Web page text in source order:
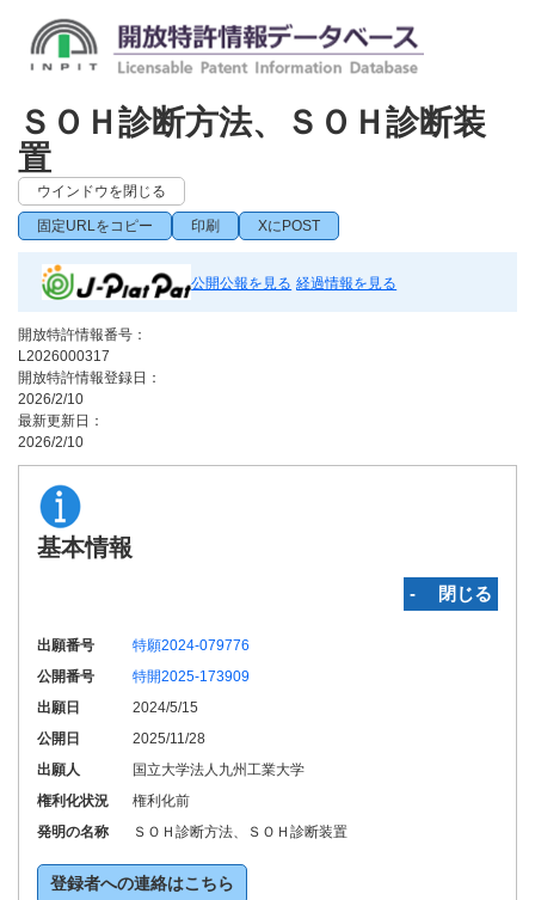
ＳＯＨ診断方法、ＳＯＨ診断装
置
ウインドウを閉じる
固定URLをコピー 印刷 XにPOST
公開公報を見る 経過情報を見る
開放特許情報番号：
L2026000317
開放特許情報登録日：
2026/2/10
最新更新日：
2026/2/10
基本情報
‐ 閉じる
出願番号
特願2024-079776
公開番号
特開2025-173909
出願日
2024/5/15
公開日
2025/11/28
出願人
国立大学法人九州工業大学
権利化状況
権利化前
発明の名称
ＳＯＨ診断方法、ＳＯＨ診断装置
登録者への連絡はこちら